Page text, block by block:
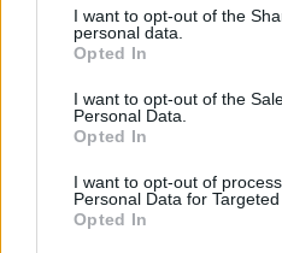
I want to opt-out of the
personal data.
Opted In
I want to opt-out of the
Personal Data.
Opted In
I want to opt-out of
Personal Data for Targeted
Opted In